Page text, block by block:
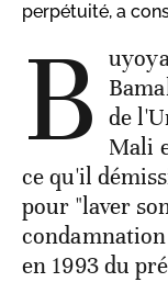
perpétuité, a
B de
Mali
ce qu'il
pour "laver
en 1993 du